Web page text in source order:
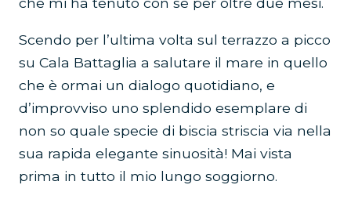
Scendo per l’ultima volta sul terrazzo a picco
su Cala Battaglia a salutare il mare in quello
che è ormai un dialogo quotidiano, e
d’improvviso uno splendido esemplare di
non so quale specie di biscia striscia via nella
sua rapida elegante sinuosità! Mai vista
prima in tutto il mio lungo soggiorno.